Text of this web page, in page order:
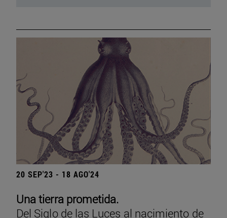
20 SEP'23 - 18 AGO'24
Una tierra prometida.
Del Siglo de las Luces al nacimiento de